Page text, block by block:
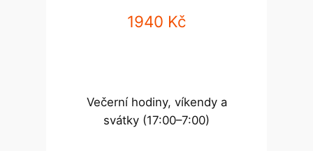
1940 Kč
Večerní hodiny, víkendy a
svátky (17:00–7:00)